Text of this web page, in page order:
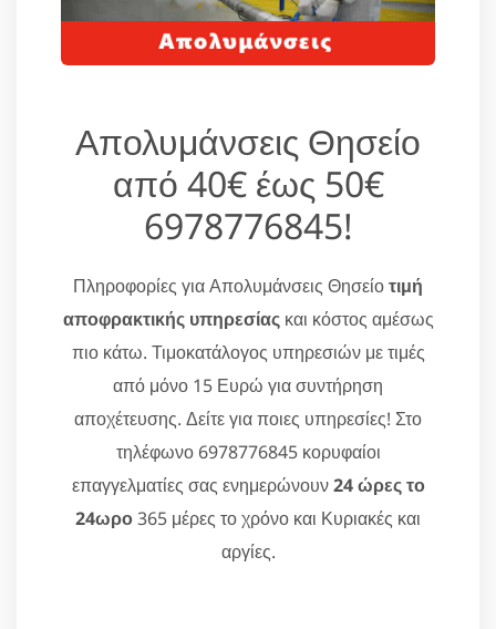
Απολυμάνσεις Θησείο
από 40€ έως 50€
6978776845!
Πληροφορίες για Απολυμάνσεις Θησείοτιμή
αποφρακτικής υπηρεσίαςκαι κόστος αμέσως
πιο κάτω. Τιμοκατάλογος υπηρεσιών με τιμές
από μόνο 15 Ευρώ για συντήρηση
αποχέτευσης. Δείτε για ποιες υπηρεσίες! Στο
τηλέφωνο 6978776845 κορυφαίοι
επαγγελματίες σας ενημερώνουν24 ώρες το
24ωρο365 μέρες το χρόνο και Κυριακές και
αργίες.